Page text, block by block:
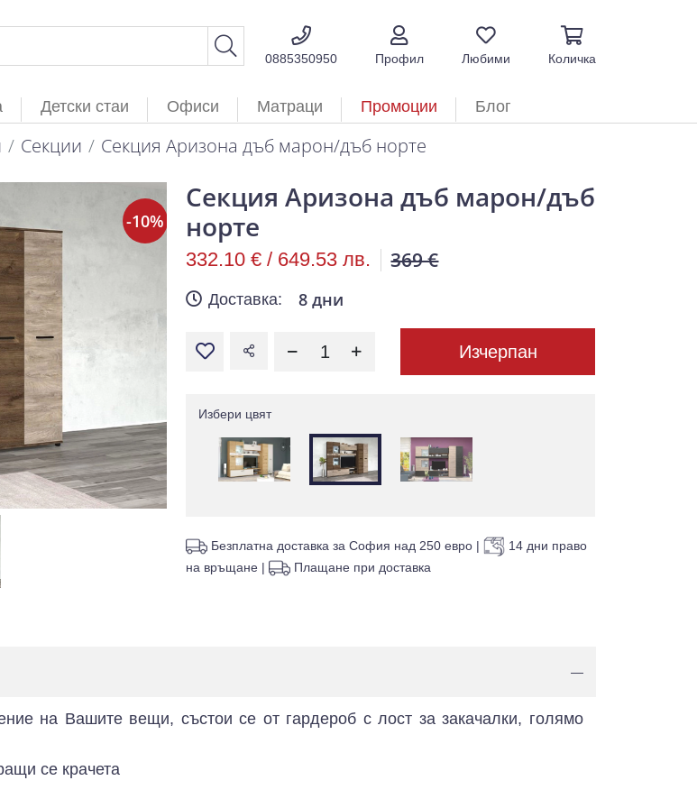
0885350950 Профил Любими Количка
Детски стаи Офиси Матраци Промоции Блог
Секции Секция Аризона дъб марон/дъб норте
-10%
-10%
Секция Аризона дъб марон/дъб
норте
332.10 € / 649.53 лв. 369 €
Доставка: 8 дни
Изчерпан
Избери цвят
Безплатна доставка за София над 250 евро |
14 дни право
на връщане | Плащане при доставка
—
на Вашите вещи, състои се от гардероб с лост за закачалки, голямо
се крачета